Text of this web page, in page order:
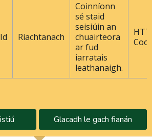
Riachtanach
Coinníonn
sé staid
seisiúin an
chuairteora
ar fud
iarratais
leathanaigh.
Glacadh le gach fianán